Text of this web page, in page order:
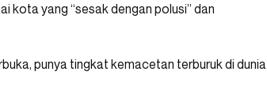
kota yang “sesak dengan polusi” dan
punya tingkat kemacetan terburuk di dunia